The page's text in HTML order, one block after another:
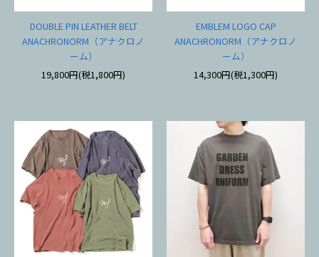
DOUBLE PIN LEATHER BELT
ANACHRONORM（アナクロノ
ーム）
19,800円(税1,800円)
EMBLEM LOGO CAP
ANACHRONORM（アナクロノ
ーム）
14,300円(税1,300円)